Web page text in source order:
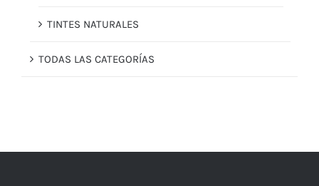
TINTES NATURALES
TODAS LAS CATEGORÍAS